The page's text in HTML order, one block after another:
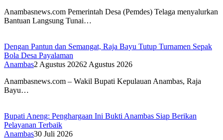
Anambasnews.com Pemerintah Desa (Pemdes) Telaga menyalurkan
Bantuan Langsung Tunai…
Dengan Pantun dan Semangat, Raja Bayu Tutup Turnamen Sepak
Bola Desa Payalaman
Anambas2 Agustus 20262 Agustus 2026
Anambasnews.com – Wakil Bupati Kepulauan Anambas, Raja
Bayu…
Bupati Aneng: Penghargaan Ini Bukti Anambas Siap Berikan
Pelayanan Terbaik
Anambas30 Juli 2026